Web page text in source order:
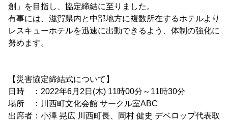
創」を目指し、協定締結に至りました。
有事には、滋賀県内と中部地方に複数所在するホテルより
レスキューホテルを迅速に出動できるよう、体制の強化に
努めます。
【災害協定締結式について】
日時 ：2022年6月2日(木) 11時00分～11時30分
場所 ：川西町文化会館 サークル室ABC
出席者：小澤 晃広 川西町長、岡村 健史 デベロップ代表取